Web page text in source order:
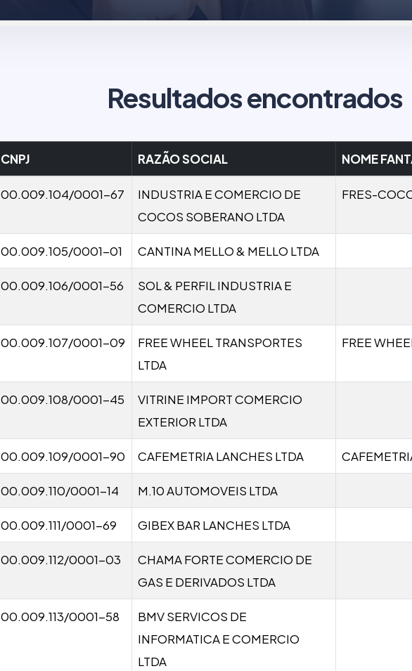
Resultados encontrados
CNPJ RAZÃO SOCIAL NOME
00.009.104/0001-67
INDUSTRIA E COMERCIO DE
COCOS SOBERANO LTDA
FRES-
00.009.105/0001-01 CANTINA MELLO & MELLO LTDA
00.009.106/0001-56
SOL & PERFIL INDUSTRIA E
COMERCIO LTDA
00.009.107/0001-09
FREE WHEEL TRANSPORTES
LTDA
FREE
00.009.108/0001-45
VITRINE IMPORT COMERCIO
EXTERIOR LTDA
00.009.109/0001-90 CAFEMETRIA LANCHES LTDA
00.009.110/0001-14 M.10 AUTOMOVEIS LTDA
00.009.111/0001-69 GIBEX BAR LANCHES LTDA
00.009.112/0001-03
CHAMA FORTE COMERCIO DE
GAS E DERIVADOS LTDA
00.009.113/0001-58
BMV SERVICOS DE
INFORMATICA E COMERCIO
LTDA